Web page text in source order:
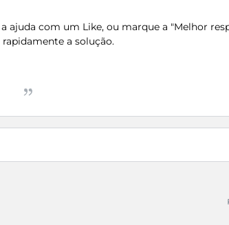
ajuda com um Like, ou marque a "Melhor
a solução.